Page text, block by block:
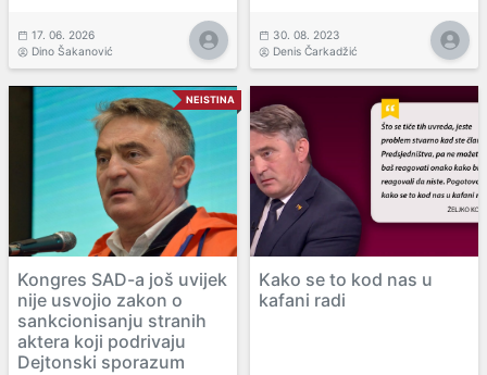
17. 06. 2026
Dino Šakanović
30. 08. 2023
Denis Čarkadžić
NEISTINA
Kongres SAD-a još uvijek
nije usvojio zakon o
sankcionisanju stranih
aktera koji podrivaju
Dejtonski sporazum
Kako se to kod nas u
kafani radi